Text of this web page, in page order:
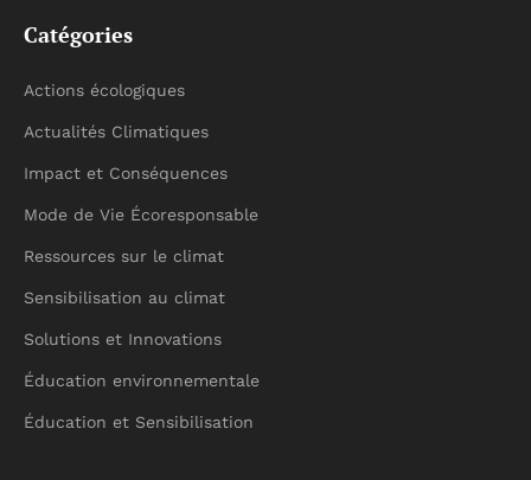
Catégories
Actions écologiques
Actualités Climatiques
Impact et Conséquences
Mode de Vie Écoresponsable
Ressources sur le climat
Sensibilisation au climat
Solutions et Innovations
Éducation environnementale
Éducation et Sensibilisation